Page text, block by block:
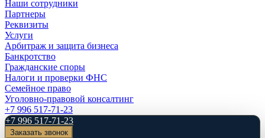
Наши сотрудники
Партнеры
Реквизиты
Услуги
Арбитраж и защита бизнеса
Банкротство
Гражданские споры
Налоги и проверки ФНС
Семейное право
Уголовно-правовой консалтинг
+7 996 517-71-23
+7 996 517-71-23
Заказать звонок